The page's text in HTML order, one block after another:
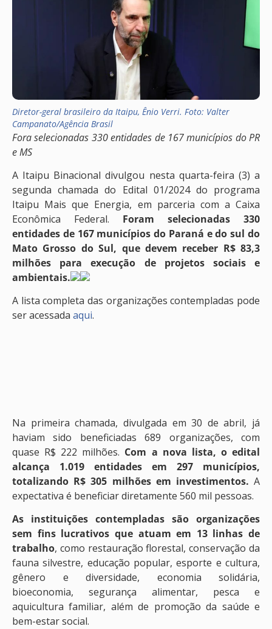
Diretor-geral brasileiro da Itaipu, Ênio Verri. Foto: Valter
Campanato/Agência Brasil
Fora selecionadas 330 entidades de 167 municípios do PR
e MS
A Itaipu Binacional divulgou nesta quarta-feira (3) a
segunda chamada do Edital 01/2024 do programa
Itaipu Mais que Energia, em parceria com a Caixa
Econômica Federal. Foram selecionadas 330
entidades de 167 municípios do Paraná e do sul do
Mato Grosso do Sul, que devem receber R$ 83,3
milhões para execução de projetos sociais e
ambientais.
A lista completa das organizações contempladas pode
ser acessada aqui.
Na primeira chamada, divulgada em 30 de abril, já
haviam sido beneficiadas 689 organizações, com
quase R$ 222 milhões. Com a nova lista, o edital
alcança 1.019 entidades em 297 municípios,
totalizando R$ 305 milhões em investimentos. A
expectativa é beneficiar diretamente 560 mil pessoas.
As instituições contempladas são organizações
sem fins lucrativos que atuam em 13 linhas de
trabalho, como restauração florestal, conservação da
fauna silvestre, educação popular, esporte e cultura,
gênero e diversidade, economia solidária,
bioeconomia, segurança alimentar, pesca e
aquicultura familiar, além de promoção da saúde e
bem-estar social.